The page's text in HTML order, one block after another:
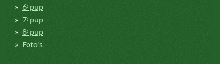
6ᵉ pup
7ᵉ pup
8ᵉ pup
Foto's